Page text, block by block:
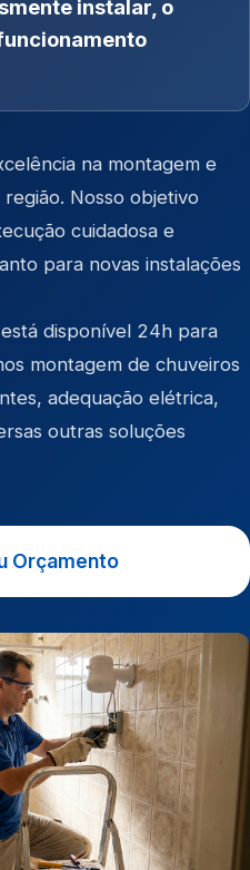
instalar, o
na montagem e
Nosso objetivo
cuidadosa e
para novas instalações
disponível 24h para
montagem de chuveiros
adequação elétrica,
outras soluções
Orçamento